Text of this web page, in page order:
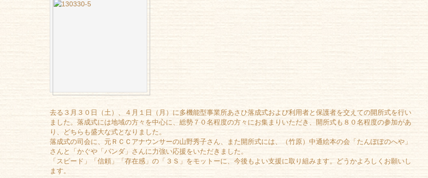
去る３月３０日（土）、４月１日（月）に多機能型事業所あさひ落成式および利用者と保護者を交えての開所式を行い
ました。落成式には地域の方々を中心に、総勢７０名程度の方々にお集まりいただき、開所式も８０名程度の参加があ
り、どちらも盛大な式となりました。
落成式の司会に、元ＲＣＣアナウンサーの山野秀子さん、また開所式には、（竹原）中通絵本の会「たんぽぽのへや」
さんと「かぐや「パンダ」さんに力強い応援をいただきました。
「スピード」「信頼」「存在感」の「３Ｓ」をモットーに、今後もよい支援に取り組みます。どうかよろしくお願いし
ます。